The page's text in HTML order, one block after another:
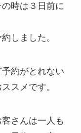
時は３日前に
しました。
約がとれない
スメです。
さんは一人も